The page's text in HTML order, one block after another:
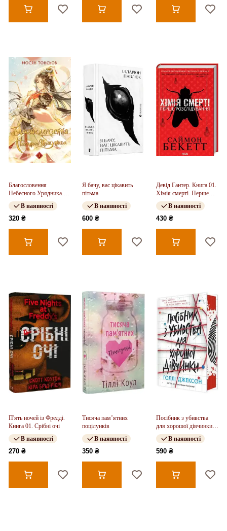
Благословення
Небесного Урядника.
Том 2
В наявності
320 ₴
Я бачу, вас цікавить
пітьма
В наявності
600 ₴
Девід Гантер. Книга 01.
Хімія смерті. Перше
розслідування
В наявності
430 ₴
П'ять ночей із Фредді.
Книга 01. Срібні очі
В наявності
270 ₴
Тисяча пам’ятних
поцілунків
В наявності
350 ₴
Посібник з убивства
для хорошої дівчинки.
Книга 01
В наявності
590 ₴